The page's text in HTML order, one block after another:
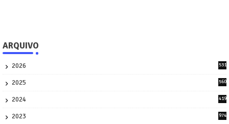
ARQUIVO
2026
531
2025
560
2024
419
2023
974